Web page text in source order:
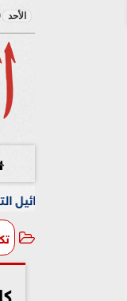
الأحد 9 أغسطس 2026
التحالف بين